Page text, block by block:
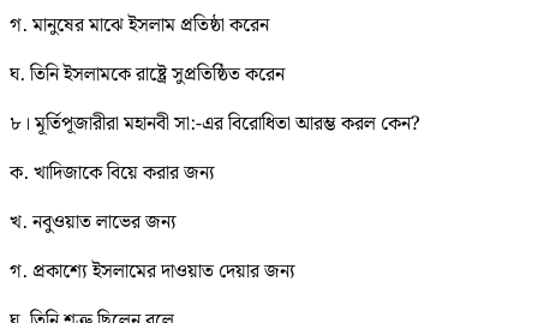
গ. মানুষের মাঝে ইসলাম প্রতিষ্ঠা করেন
ঘ. তিনি ইসলামকে রাষ্ট্রে সুপ্রতিষ্ঠিত করেন
৮। মূর্তিপূজারীরা মহানবী সা:-এর বিরোধিতা আরম্ভ করল কেন?
ক. খাদিজাকে বিয়ে করার জন্য
খ. নবুওয়াত লাভের জন্য
গ. প্রকাশ্যে ইসলামের দাওয়াত দেয়ার জন্য